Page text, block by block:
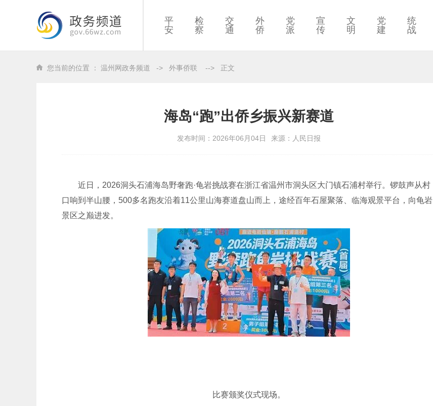
平
安
检
察
交
通
外
侨
党
派
宣
传
文
明
党
建
统
战
您当前的位置 ： 温州网政务频道 -> 外事侨联 --> 正文
海岛“跑”出侨乡振兴新赛道
发布时间：2026年06月04日 来源：人民日报
近日，2026洞头石浦海岛野奢跑·龟岩挑战赛在浙江省温州市洞头区大门镇石浦村举行。锣鼓声从村
口响到半山腰，500多名跑友沿着11公里山海赛道盘山而上，途经百年石屋聚落、临海观景平台，向龟岩
景区之巅进发。
比赛颁奖仪式现场。